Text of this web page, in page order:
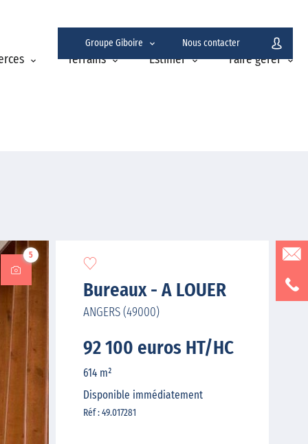
Terrains Estimer Faire gérer
Groupe Giboire Nous contacter
5
Bureaux - A LOUER
ANGERS (49000)
92 100 euros HT/HC
614 m²
Disponible immédiatement
Réf : 49.017281